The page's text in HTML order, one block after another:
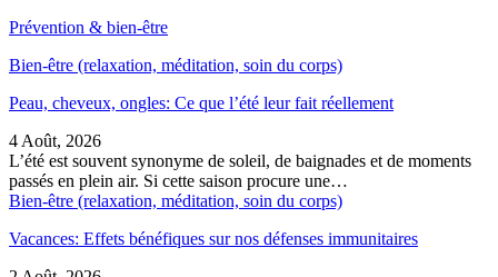
Prévention & bien-être
Bien-être (relaxation, méditation, soin du corps)
Peau, cheveux, ongles: Ce que l’été leur fait réellement
4 Août, 2026
L’été est souvent synonyme de soleil, de baignades et de moments
passés en plein air. Si cette saison procure une…
Bien-être (relaxation, méditation, soin du corps)
Vacances: Effets bénéfiques sur nos défenses immunitaires